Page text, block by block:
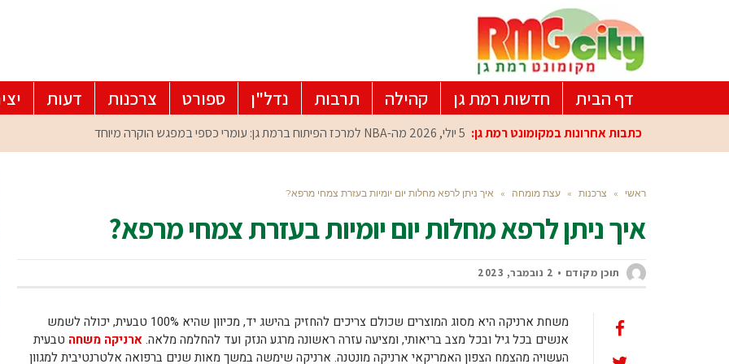
דף הבית חדשות רמת גן קהילה תרבות נדל"ן ספורט צרכנות דעות
כתבות אחרונות במקומונט רמת גן: 5 יולי, 2026 מה-NBA למרכז הפיתוח ברמת גן: עומרי כספי במפגש הוקרה מיוחד
ראשי » צרכנות » עצת מומחה » איך ניתן לרפא מחלות יום יומיות בעזרת צמחי מרפא?
איך ניתן לרפא מחלות יום יומיות בעזרת צמחי מרפא?
תוכן מקודם 2 נובמבר, 2023
משחת ארניקה היא מסוג המוצרים שכולם צריכים להחזיק בהישג יד, מכיוון שהיא 100% טבעית, יכולה לשמש
אנשים בכל גיל ובכל מצב בריאותי, ומציעה עזרה ראשונה מרגע הנזק ועד להחלמה מלאה.ארניקה משחה טבעית
העשויה מהצמח הצפון האמריקאי ארניקה מונטנה. ארניקה שימשה במשך מאות שנים ברפואה אלטרנטיבית למגוון